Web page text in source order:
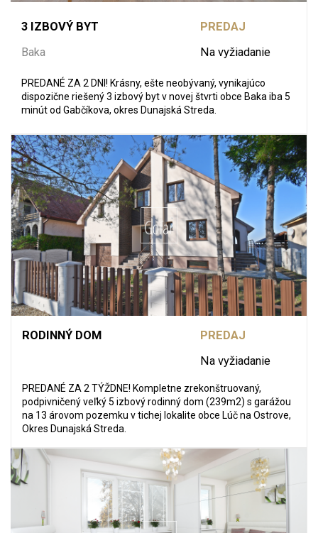
3 IZBOVÝ BYT
Baka
PREDAJ
Na vyžiadanie
PREDANÉ ZA 2 DNI! Krásny, ešte neobývaný, vynikajúco
dispozične riešený 3 izbový byt v novej štvrti obce Baka iba 5
minút od Gabčíkova, okres Dunajská Streda.
RODINNÝ DOM
PREDAJ
Na vyžiadanie
PREDANÉ ZA 2 TÝŽDNE! Kompletne zrekonštruovaný,
podpivničený veľký 5 izbový rodinný dom (239m2) s garážou
na 13 árovom pozemku v tichej lokalite obce Lúč na Ostrove,
Okres Dunajská Streda.